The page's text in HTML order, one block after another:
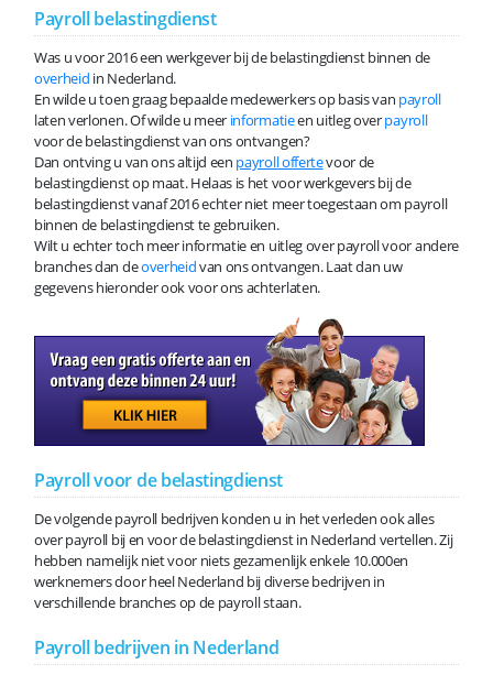
Payroll belastingdienst
Was u voor 2016 een werkgever bij de belastingdienst binnen de
overheid in Nederland.
En wilde u toen graag bepaalde medewerkers op basis van payroll
laten verlonen. Of wilde u meer informatieen uitleg overpayroll
voor de belastingdienst van ons ontvangen?
Dan ontving u van ons altijd een payroll offertevoor de
belastingdienst op maat. Helaas is het voor werkgevers bij de
belastingdienst vanaf 2016 echter niet meer toegestaan om payroll
binnen de belastingdienst te gebruiken.
Wilt u echter toch meer informatie en uitleg over payroll voor andere
branches dan deoverheidvan ons ontvangen. Laat dan uw
gegevens hieronder ook voor ons achterlaten.
Payroll voor de belastingdienst
De volgende payroll bedrijven konden u in het verleden ook alles
over payroll bij en voor de belastingdienst in Nederland vertellen. Zij
hebben namelijk niet voor niets gezamenlijk enkele 10.000en
werknemers door heel Nederland bij diverse bedrijven in
verschillende branches op de payroll staan.
Payroll bedrijven in Nederland